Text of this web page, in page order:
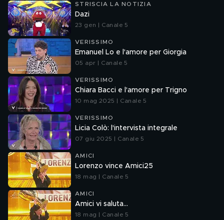
STRISCIA LA NOTIZIA
Dazi
23 gen | Canale 5
VERISSIMO
Emanuel Lo e l'amore per Giorgia
05 apr | Canale 5
VERISSIMO
Chiara Bacci e l'amore per Trigno
10 mag 2025 | Canale 5
VERISSIMO
Licia Colò: l'intervista integrale
07 giu 2025 | Canale 5
AMICI
Lorenzo vince Amici25
18 mag | Canale 5
AMICI
Amici vi saluta...
18 mag | Canale 5